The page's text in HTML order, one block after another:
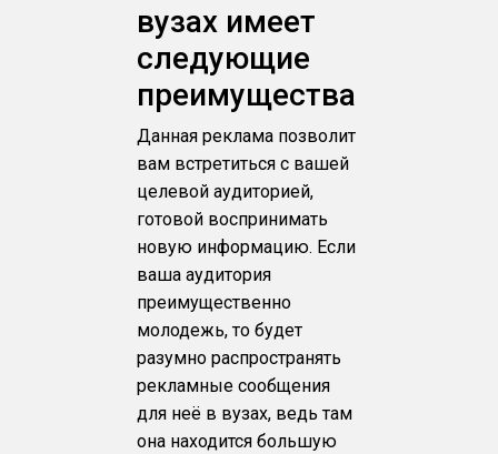
вузах имеет
следующие
преимущества
Данная реклама позволит
вам встретиться с вашей
целевой аудиторией,
готовой воспринимать
новую информацию. Если
ваша аудитория
преимущественно
молодежь, то будет
разумно распространять
рекламные сообщения
для неё в вузах, ведь там
она находится большую